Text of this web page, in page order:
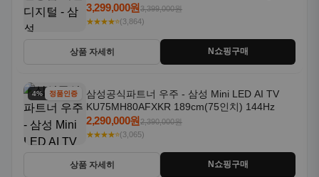
18kg 26년형 일체형 1등급
3,299,000원3,399,000원
★★★★⭐(3,864)
상품 자세히 N쇼핑구매
4% 할인정품인증
삼성공식파트너 우주 - 삼성 Mini LED AI TV
KU75MH80AFXKR 189cm(75인치) 144Hz
2,290,000원2,390,000원
★★★★⭐(3,065)
상품 자세히 N쇼핑구매